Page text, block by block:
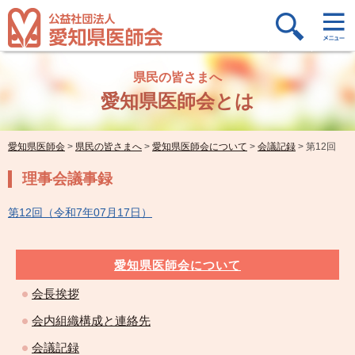
県民の皆さまへ
愛知県医師会とは
愛知県医師会 > 県民の皆さまへ > 愛知県医師会について > 会議記録 > 第12回
理事会議事録
第12回（令和7年07月17日）
愛知県医師会について
会長挨拶
会内組織構成と連絡先
会議記録